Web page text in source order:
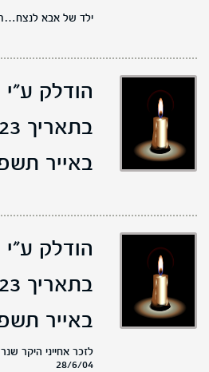
ילד של אבא
הודלק ע"י
בתאריך 25/04/2023,
באייר
הודלק ע"י
בתאריך 24/04/2023,
באייר
לזכר אחייני היקר
28/6/04